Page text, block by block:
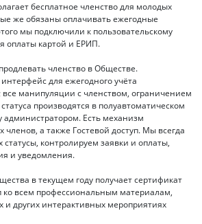
бесплатное членство для молодых
же обязаны оплачивать ежегодные
мы подключили к пользовательскому
оплаты картой и ЕРИП.
членство в Обществе.
для ежегодного учёта
манипуляции с членством, ограничением
производятся в полуавтоматическом
администратором. Есть механизм
а также Гостевой доступ. Мы всегда
контролируем заявки и оплаты,
и уведомления.
в текущем году получает сертификат
ко всем профессиональным материалам,
и других интерактивных мероприятиях